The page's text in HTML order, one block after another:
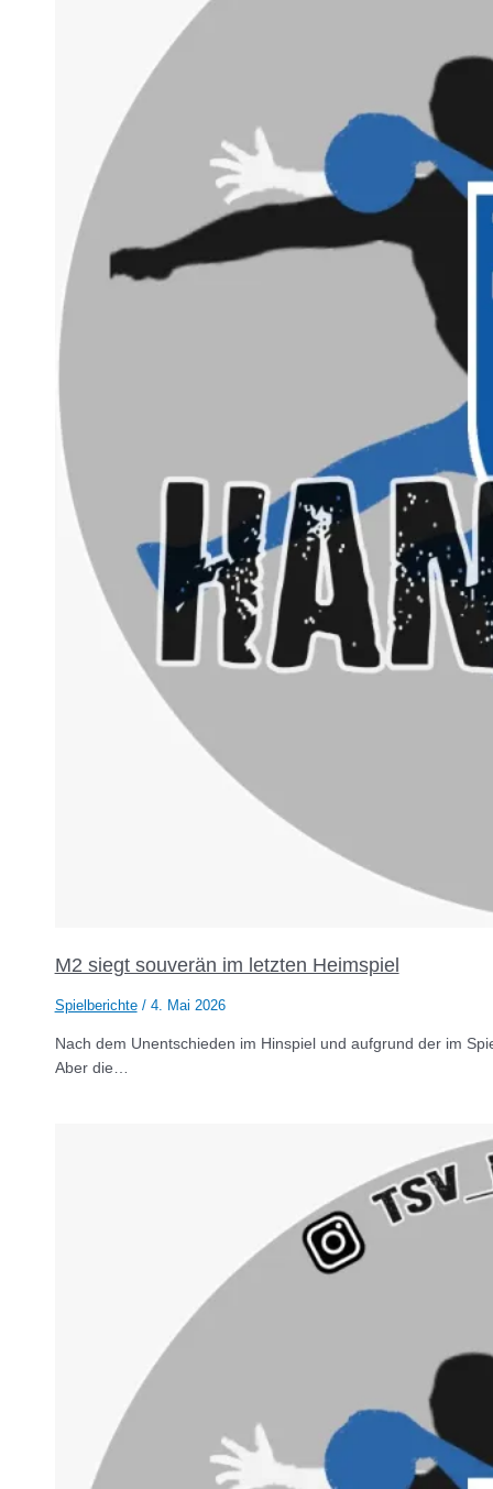
M2 siegt souverän im letzten Heimspiel
Spielberichte/ 4. Mai 2026
Nach dem Unentschieden im Hinspiel und aufgrund der im
Aber die…